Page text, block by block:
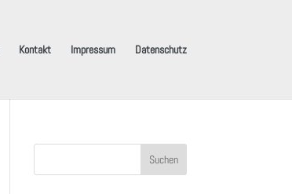
Kontakt Impressum Datenschutz
Suchen